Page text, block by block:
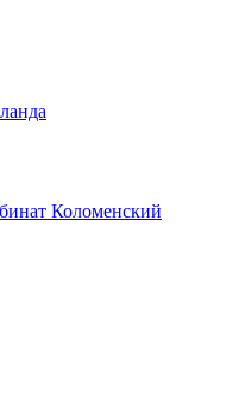
Коломенский